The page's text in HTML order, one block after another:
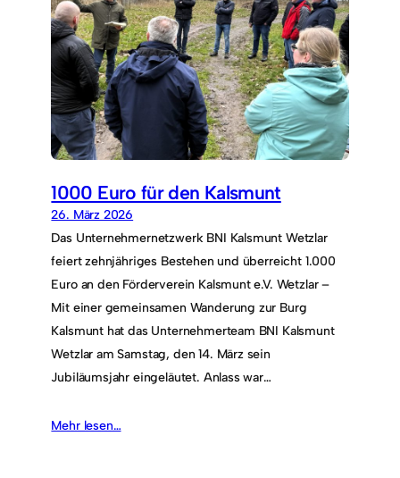
1000 Euro für den Kalsmunt
26. März 2026
Das Unternehmernetzwerk BNI Kalsmunt Wetzlar
feiert zehnjähriges Bestehen und überreicht 1.000
Euro an den Förderverein Kalsmunt e.V. Wetzlar –
Mit einer gemeinsamen Wanderung zur Burg
Kalsmunt hat das Unternehmerteam BNI Kalsmunt
Wetzlar am Samstag, den 14. März sein
Jubiläumsjahr eingeläutet. Anlass war…
Mehr lesen…